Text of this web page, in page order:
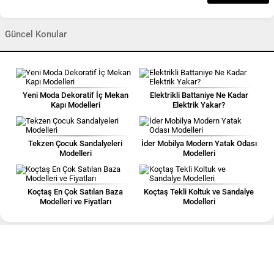
Güncel Konular
Yeni Moda Dekoratif İç Mekan
Kapı Modelleri
Elektrikli Battaniye Ne Kadar
Elektrik Yakar?
Tekzen Çocuk Sandalyeleri
Modelleri
İder Mobilya Modern Yatak Odası
Modelleri
Koçtaş En Çok Satılan Baza
Modelleri ve Fiyatları
Koçtaş Tekli Koltuk ve Sandalye
Modelleri